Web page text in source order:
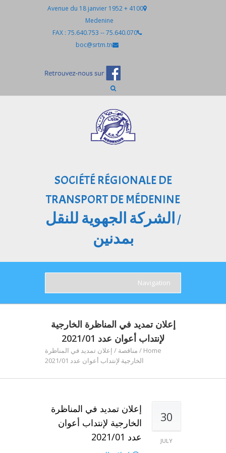
Avenue du 18 janvier 1952 + 4100
Medenine
75.640.070 -- FAX : 75.640.753
boc@srtm.tn
SOCIÉTÉ RÉGIONALE DE
TRANSPORT DE MÉDENINE
/ الشركة الجهوية للنقل
بمدنين
إعلان تمديد في المناظرة الخارجية
لإنتداب أعوان عدد 2021/01
Home
/ مناقصة / إعلان تمديد في المناظرة
الخارجية لإنتداب أعوان عدد 2021/01
30
JULY
إعلان تمديد في المناظرة
الخارجية لإنتداب أعوان
عدد 2021/01